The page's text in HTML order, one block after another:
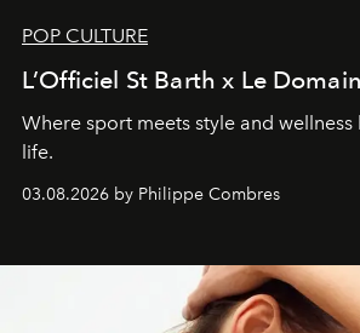
POP CULTURE
L’Officiel St Barth x Le
Where sport meets style and
life.
03.08.2026 by Philippe Combres